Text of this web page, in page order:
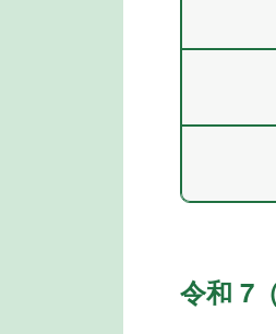
令和 7